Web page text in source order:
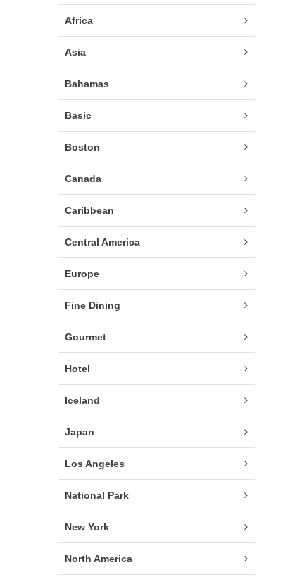
Africa
Asia
Bahamas
Basic
Boston
Canada
Caribbean
Central America
Europe
Fine Dining
Gourmet
Hotel
Iceland
Japan
Los Angeles
National Park
New York
North America